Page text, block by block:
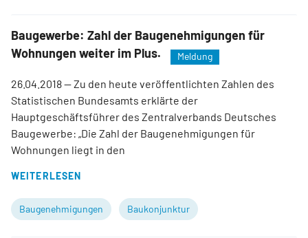
Baugewerbe: Zahl der Baugenehmigungen für
Wohnungen weiter im Plus.
Meldung
26.04.2018— Zu den heute veröffentlichten Zahlen des
Statistischen Bundesamts erklärte der
Hauptgeschäftsführer des Zentralverbands Deutsches
Baugewerbe: „Die Zahl der Baugenehmigungen für
Wohnungen liegt in den
WEITERLESEN
Baugenehmigungen Baukonjunktur